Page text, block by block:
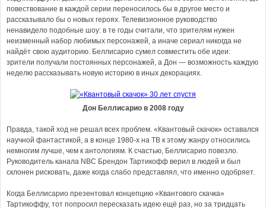
повествование в каждой серии переносилось бы в другое место и
рассказывало бы о новых героях. Телевизионное руководство
ненавидело подобные шоу: в те годы считали, что зрителям нужен
неизменный набор любимых персонажей, а иначе сериал никогда не
найдёт свою аудиторию. Беллисарио сумел совместить обе идеи:
зрители получали постоянных персонажей, а Дон — возможность каждую
неделю рассказывать новую историю в иных декорациях.
Дон Беллисарио в 2008 году
Правда, такой ход не решал всех проблем. «Квантовый скачок» оставался
научной фантастикой, а в конце 1980-х на ТВ к этому жанру относились
немногим лучше, чем к антологиям. К счастью, Беллисарио повезло.
Руководитель канала NBC Брендон Тартикофф верил в людей и был
склонен рисковать, даже когда слабо представлял, что именно одобряет.
Когда Беллисарио презентовал концепцию «Квантового скачка»
Тартикоффу, тот попросил пересказать идею ещё раз, но за тридцать